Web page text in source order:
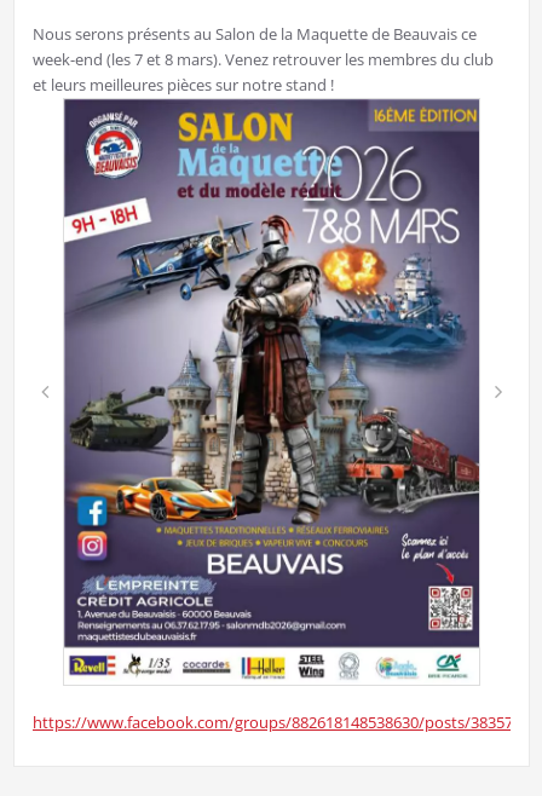
Nous serons présents au Salon de la Maquette de Beauvais ce
week-end (les 7 et 8 mars).⁣ Venez retrouver les membres du club
et leurs meilleures pièces sur notre stand !⁣
https://www.facebook.com/groups/882618148538630/posts/